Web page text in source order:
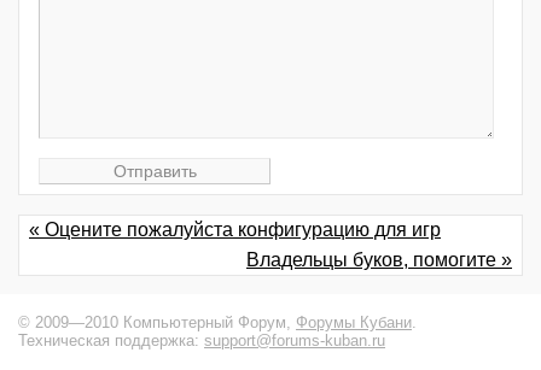
« Оцените пожалуйста конфигурацию для игр
Владельцы буков, помогите »
© 2009—2010 Компьютерный Форум, Форумы Кубани.
Техническая поддержка: support@forums-kuban.ru